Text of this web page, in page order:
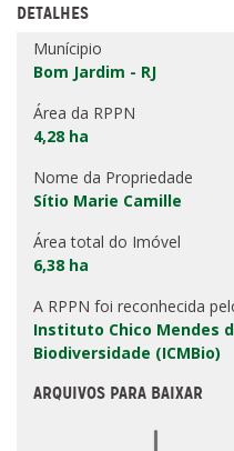
DETALHES
Munícipio
Bom Jardim - RJ
Área da RPPN
4,28 ha
Nome da Propriedade
Sítio Marie Camille
Área total do Imóvel
6,38 ha
A RPPN foi reconhecida
Instituto Chico Mendes
Biodiversidade (ICMBio)
ARQUIVOS PARA BAIXAR